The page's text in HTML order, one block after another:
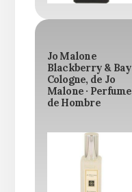
Jo Malone
Blackberry & Bay
Cologne, de Jo
Malone · Perfume
de Hombre